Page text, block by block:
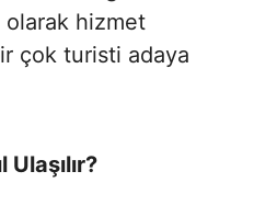
olarak hizmet
çok turisti adaya
Ulaşılır?